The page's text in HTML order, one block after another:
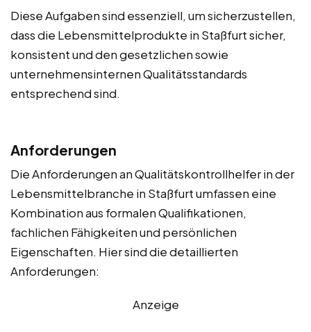
Diese Aufgaben sind essenziell, um sicherzustellen,
dass die Lebensmittelprodukte in Staßfurt sicher,
konsistent und den gesetzlichen sowie
unternehmensinternen Qualitätsstandards
entsprechend sind.
Anforderungen
Die Anforderungen an Qualitätskontrollhelfer in der
Lebensmittelbranche in Staßfurt umfassen eine
Kombination aus formalen Qualifikationen,
fachlichen Fähigkeiten und persönlichen
Eigenschaften. Hier sind die detaillierten
Anforderungen:
Anzeige